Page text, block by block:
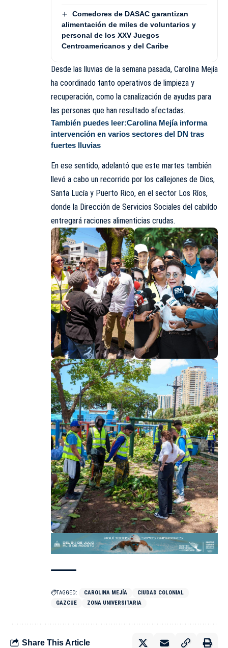
Comedores de DASAC garantizan
alimentación de miles de voluntarios y
personal de los XXV Juegos
Centroamericanos y del Caribe
Desde las lluvias de la semana pasada, Carolina Mejía
ha coordinado tanto operativos de limpieza y
recuperación, como la canalización de ayudas para
las personas que han resultado afectadas.
También puedes leer:Carolina Mejía informa
intervención en varios sectores del DN tras
fuertes lluvias
En ese sentido, adelantó que este martes también
llevó a cabo un recorrido por los callejones de Dios,
Santa Lucía y Puerto Rico, en el sector Los Ríos,
donde la Dirección de Servicios Sociales del cabildo
entregará raciones alimenticias crudas.
TAGGED: CAROLINA MEJÍA
CIUDAD COLONIAL
GAZCUE
ZONA UNIVERSITARIA
Share This Article